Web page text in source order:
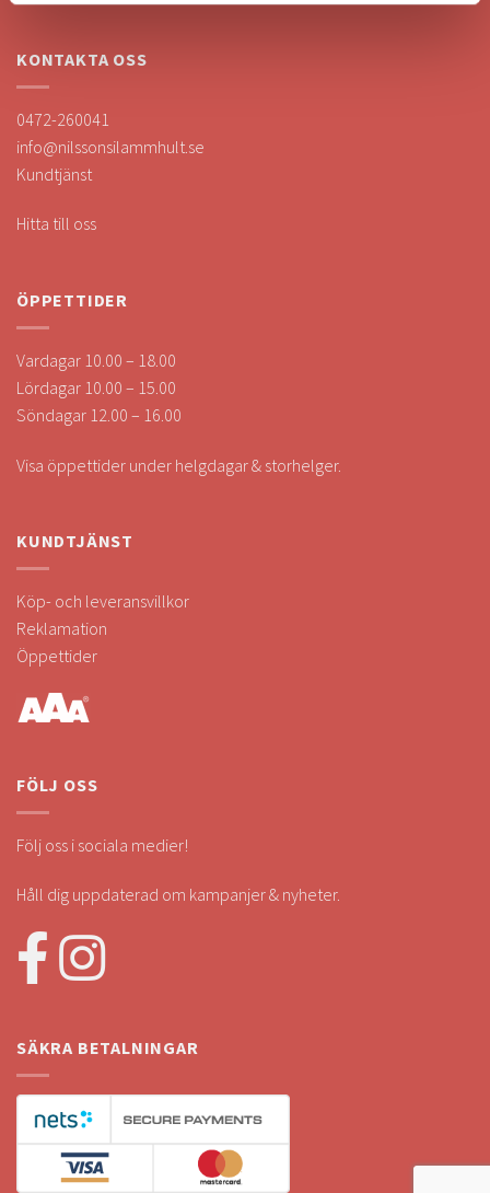
KONTAKTA OSS
0472-260041
info@nilssonsilammhult.se
Kundtjänst
Hitta till oss
ÖPPETTIDER
Vardagar 10.00 – 18.00
Lördagar 10.00 – 15.00
Söndagar 12.00 – 16.00
Visa öppettider under helgdagar & storhelger.
KUNDTJÄNST
Köp- och leveransvillkor
Reklamation
Öppettider
FÖLJ OSS
Följ oss i sociala medier!
Håll dig uppdaterad om kampanjer & nyheter.
SÄKRA BETALNINGAR